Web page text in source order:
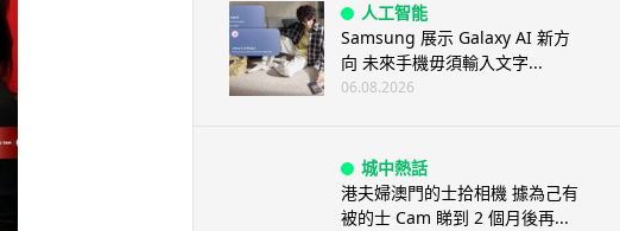
人工智能
Samsung 展示 Galaxy AI 新方
向 未來手機毋須輸入文字...
06.08.2026
城中熱話
港夫婦澳門的士拾相機 據為己有
被的士 Cam 睇到 2 個月後再...